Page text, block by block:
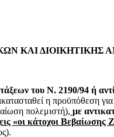
ΚΑΙ ΔΙΟΙΚΗΤΙΚΗΣ
του Ν. 2190/94 ή
η προϋπόθεση
πολεμιστή), με
«οι κάτοχοι